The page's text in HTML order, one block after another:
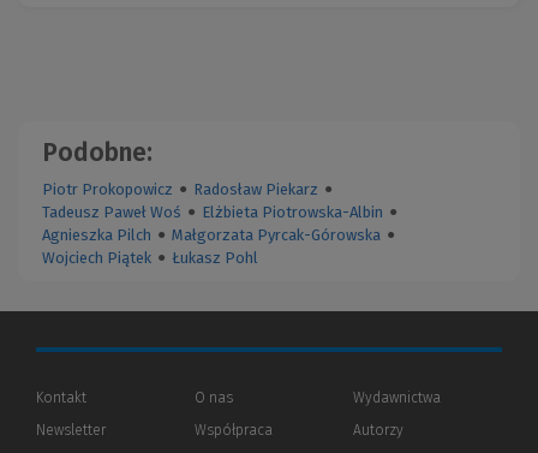
Podobne:
Piotr Prokopowicz ● Radosław Piekarz ●
Tadeusz Paweł Woś ● Elżbieta Piotrowska-Albin ●
Agnieszka Pilch ● Małgorzata Pyrcak-Górowska ●
Wojciech Piątek ● Łukasz Pohl
Kontakt
Newsletter
O nas
Współpraca
Wydawnictwa
Autorzy